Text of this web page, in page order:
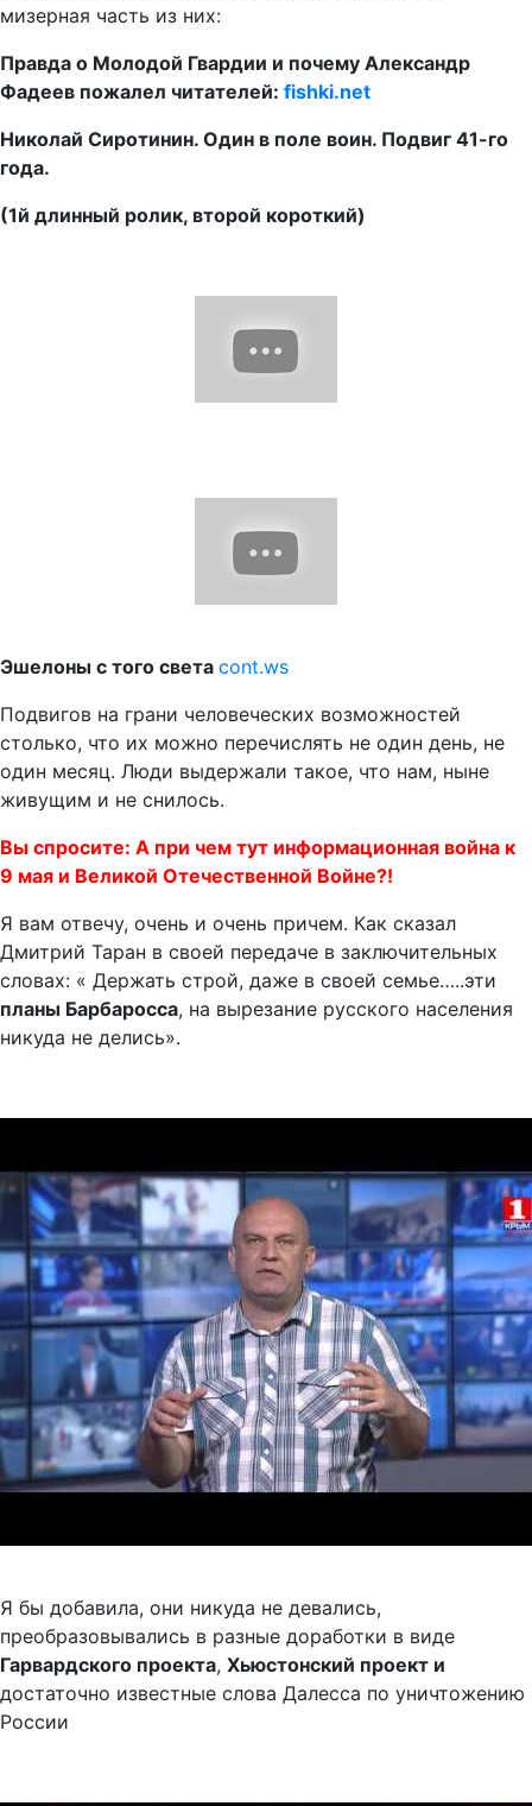
мизерная часть из них:
Правда о Молодой Гвардии и почему Александр
Фадеев пожалел читателей: fishki.net
Николай Сиротинин. Один в поле воин. Подвиг 41-го
года.
(1й длинный ролик, второй короткий)
Эшелоны с того света cont.ws
Подвигов на грани человеческих возможностей
столько, что их можно перечислять не один день, не
один месяц. Люди выдержали такое, что нам, ныне
живущим и не снилось.
Вы спросите: А при чем тут информационная война к
9 мая и Великой Отечественной Войне?!
Я вам отвечу, очень и очень причем. Как сказал
Дмитрий Таран в своей передаче в заключительных
словах: « Держать строй, даже в своей семье…..эти
планы Барбаросса, на вырезание русского населения
никуда не делись».
Я бы добавила, они никуда не девались,
преобразовывались в разные доработки в виде
Гарвардского проекта, Хьюстонский проект и
достаточно известные слова Далесса по уничтожению
России